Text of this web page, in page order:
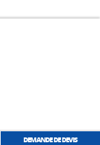
DEMANDE DE DEVIS